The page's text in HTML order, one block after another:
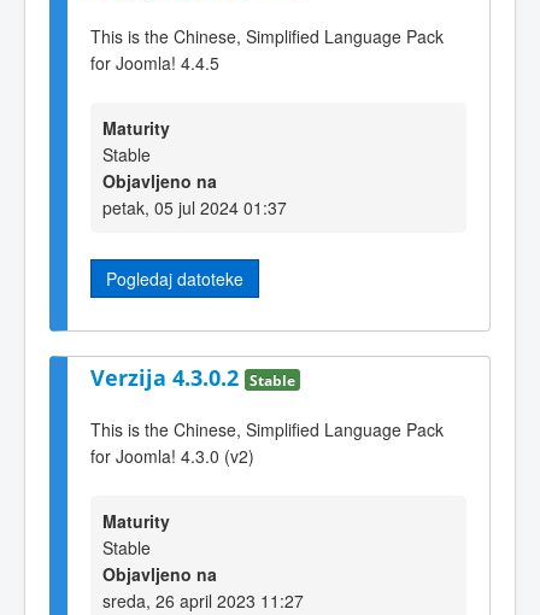
This is the Chinese, Simplified Language Pack
for Joomla! 4.4.5
Maturity
Stable
Objavljeno na
petak, 05 jul 2024 01:37
Pogledaj datoteke
Verzija 4.3.0.2 Stable
This is the Chinese, Simplified Language Pack
for Joomla! 4.3.0 (v2)
Maturity
Stable
Objavljeno na
sreda, 26 april 2023 11:27